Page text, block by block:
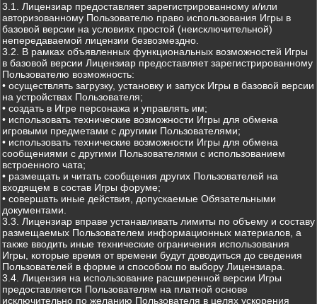
3.1. Лицензиар предоставляет зарегистрированному и/или
авторизованному Пользователю право использования Игры в
базовой версии на условиях простой (неисключительной)
непередаваемой лицензии безвозмездно.
3.2. В рамках объявленных функциональных возможностей Игры
в базовой версии Лицензиар предоставляет зарегистрированному
Пользователю возможность:
• осуществлять загрузку, установку и запуск Игры в базовой версии
на устройствах Пользователя;
• создать в Игре персонажа и управлять им;
• использовать технические возможности Игры для обмена
игровыми предметами с другими Пользователями;
• использовать технические возможности Игры для обмена
сообщениями с другими Пользователями с использованием
встроенного чата;
• размещать и читать сообщения других Пользователей на
входящем в состав Игры форуме;
• совершать иные действия, допускаемые Обязательными
документами.
3.3. Лицензиар вправе устанавливать лимиты по объему и составу
размещаемых Пользователем информационных материалов, а
также вводить иные технические ограничения использования
Игры, которые время от времени будут доводиться до сведения
Пользователей в форме и способом по выбору Лицензиара.
3.4. Лицензия на использование расширенной версии Игры
предоставляется Пользователям на платной основе
исключительно по желанию Пользователя в целях ускорения